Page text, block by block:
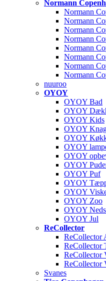
Normann
Normann
Normann
Normann
Normann
Normann
Normann
Normann
Normann
nuuroo
OYOY
OYOY Bad
OYOY
OYOY Kids
OYOY
OYOY
OYOY
OYOY
OYOY
OYOY Puf
OYOY
OYOY
OYOY Zoo
OYOY
OYOY Jul
ReCollector
ReCollector
ReCollector
ReCollector
ReCollector
Svanes